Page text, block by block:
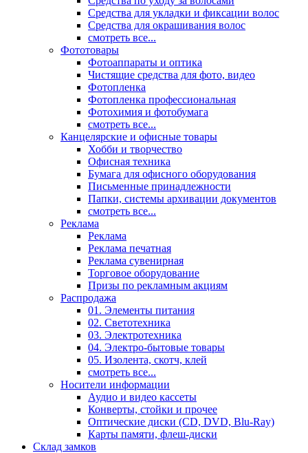
Средства для укладки и фиксации волос
Средства для окрашивания волос
смотреть все...
Фототовары
Фотоаппараты и оптика
Чистящие средства для фото, видео
Фотопленка
Фотопленка профессиональная
Фотохимия и фотобумага
смотреть все...
Канцелярские и офисные товары
Хобби и творчество
Офисная техника
Бумага для офисного оборудования
Письменные принадлежности
Папки, системы архивации документов
смотреть все...
Реклама
Реклама
Реклама печатная
Реклама сувенирная
Торговое оборудование
Призы по рекламным акциям
Распродажа
01. Элементы питания
02. Светотехника
03. Электротехника
04. Электро-бытовые товары
05. Изолента, скотч, клей
смотреть все...
Носители информации
Аудио и видео кассеты
Конверты, стойки и прочее
Оптические диски (CD, DVD, Blu-Ray)
Карты памяти, флеш-диски
Склад замков